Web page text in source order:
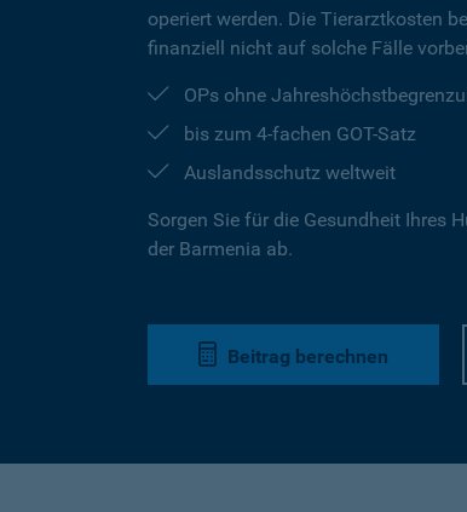
operiert werden. Die Tierarztkosten
finanziell nicht auf solche Fälle
OPs ohne
bis zum 4-fachen GOT-Satz
Auslandsschutz weltweit
Sorgen Sie für die Gesundheit Ihres
der Barmenia ab.
Beitrag berechnen